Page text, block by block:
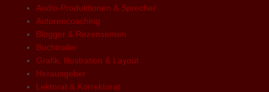
Audio-Produktionen & Sprecher
Autorencoaching
Blogger & Rezensenten
Buchtrailer
Grafik, Illustration & Layout
Herausgeber
Lektorat & Korrektorat